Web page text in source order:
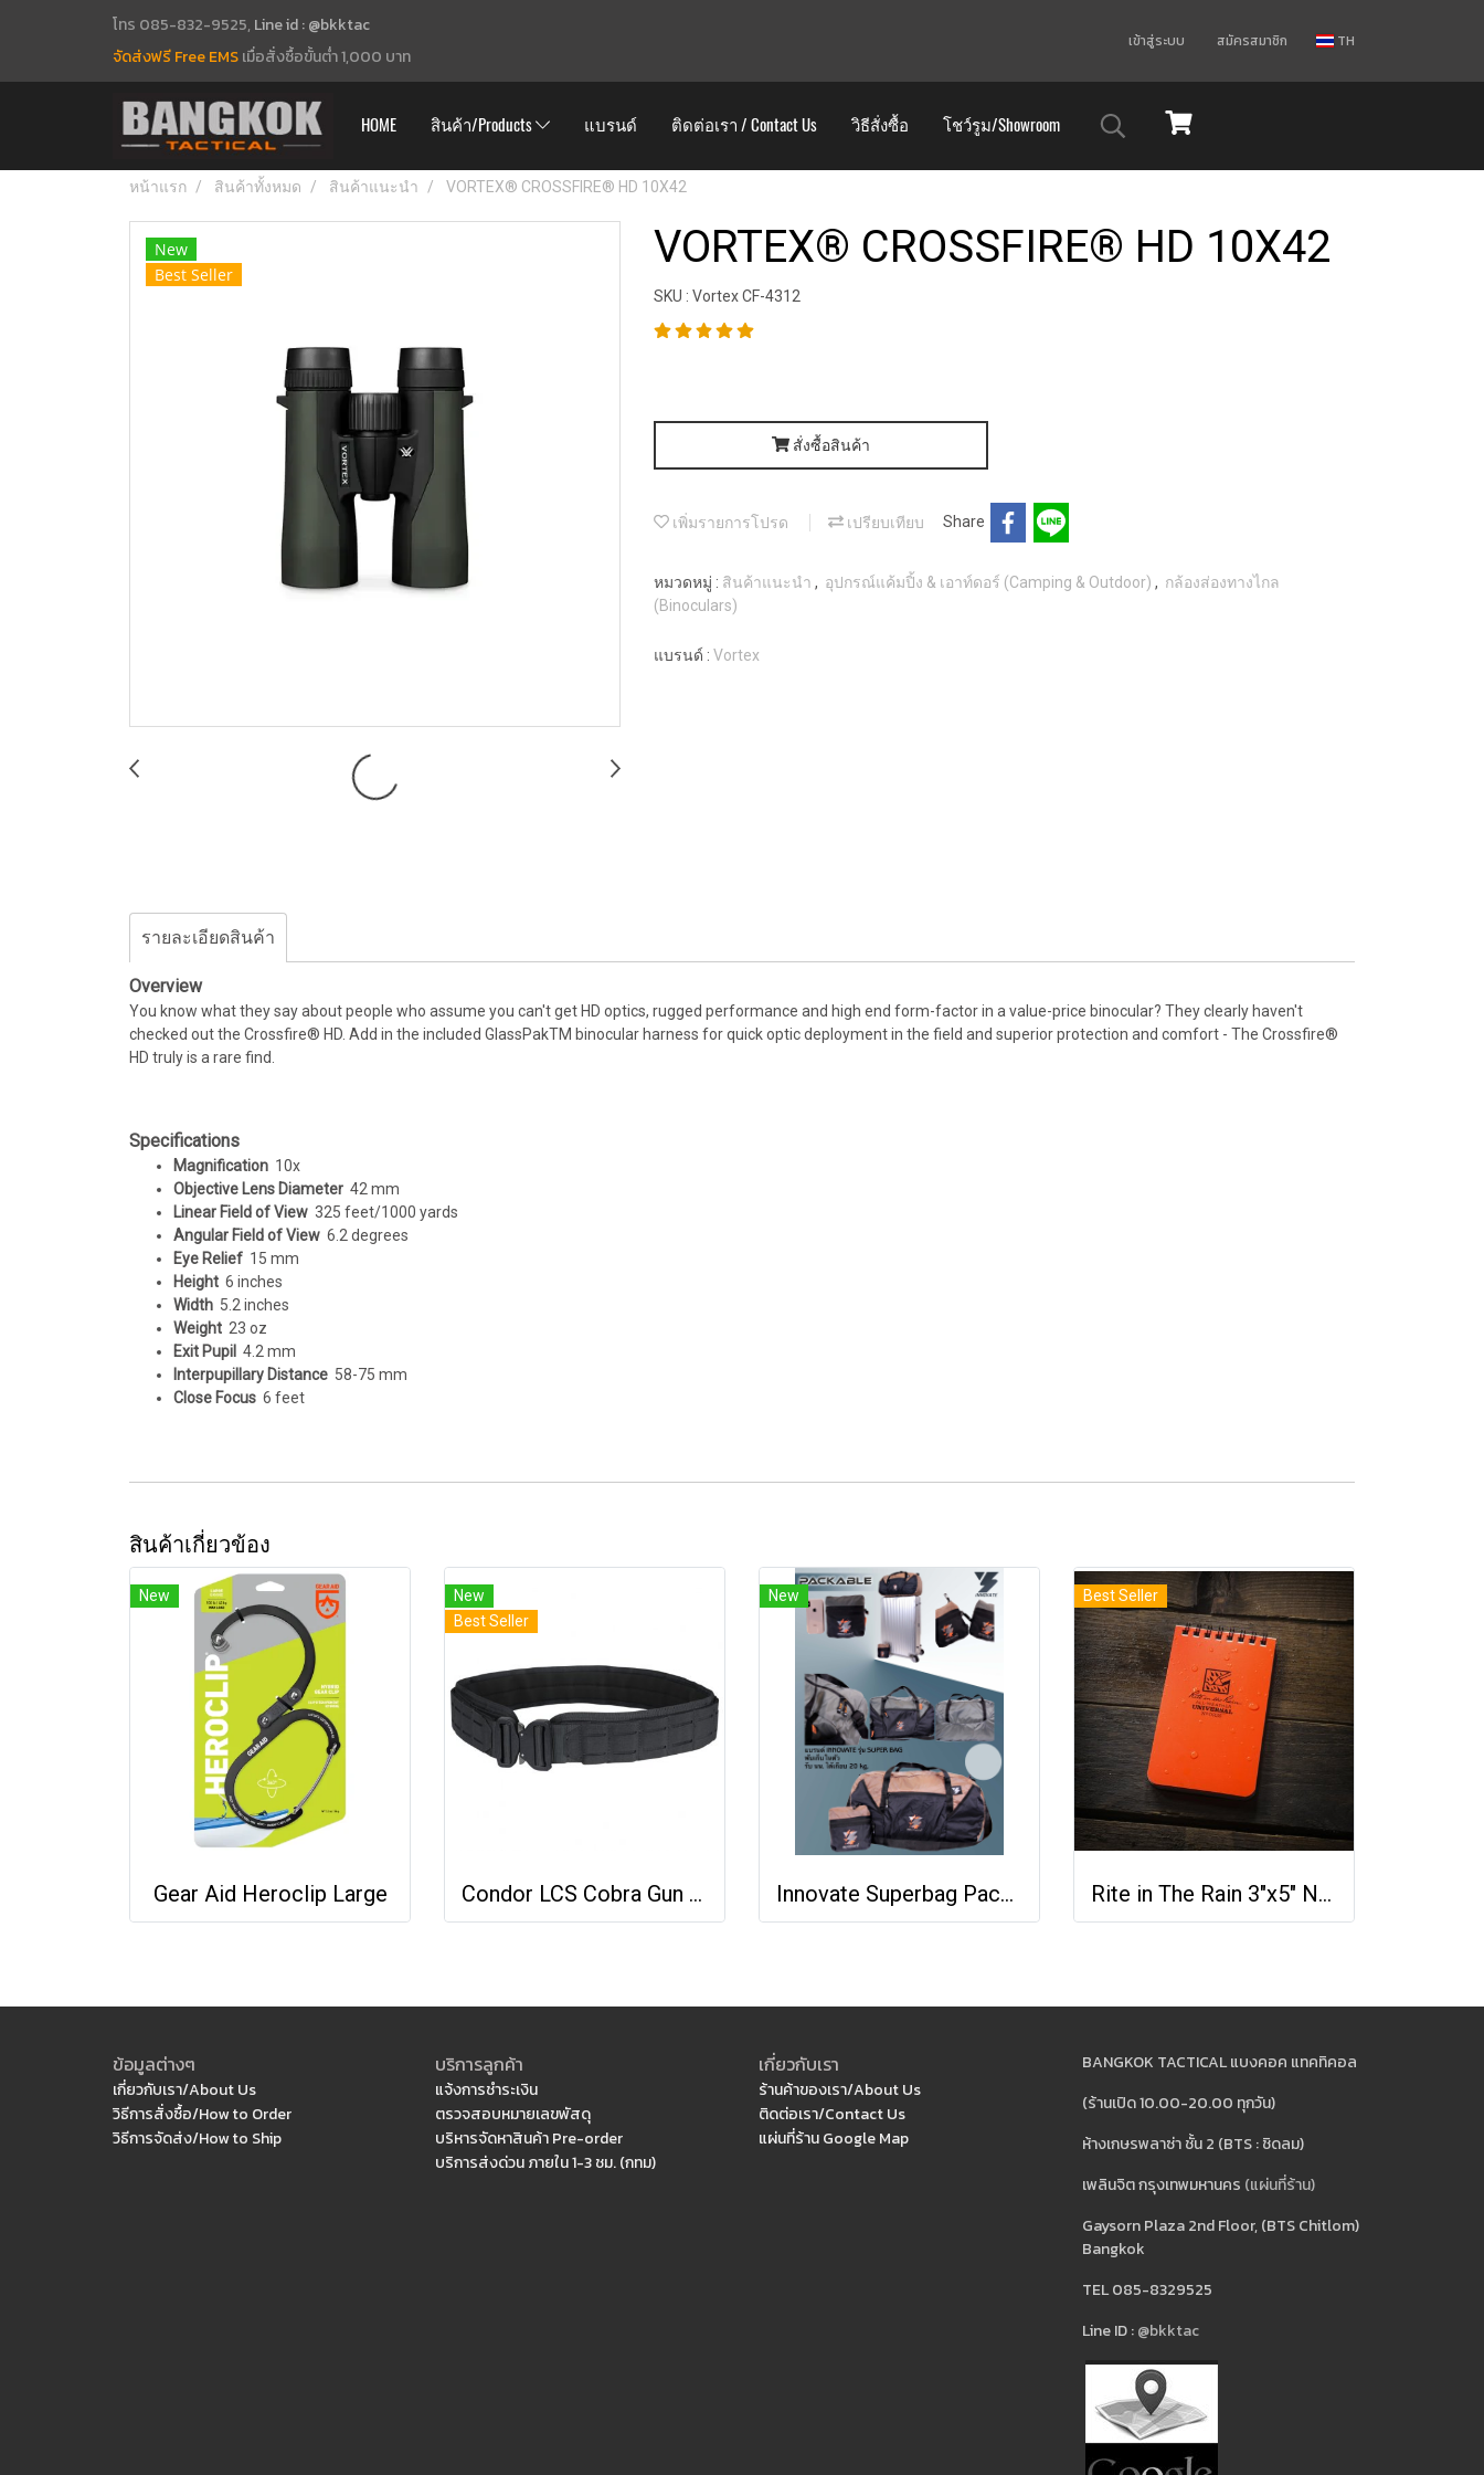
โทร 085-832-9525, Line id : @bkktac
จัดส่งฟรี Free EMSเมื่อสั่งซื้อขั้นต่ำ 1,000 บาท
เข้าสู่ระบบ สมัครสมาชิก TH
HOME สินค้า/Products แบรนด์ ติดต่อเรา / Contact Us วิธีสั่งซื้อ โชว์รูม/Showroom
หน้าแรก สินค้าทั้งหมด สินค้าแนะนำ VORTEX® CROSSFIRE® HD 10X42
New
Best Seller
VORTEX® CROSSFIRE® HD 10X42
SKU : Vortex CF-4312
สั่งซื้อสินค้า
เพิ่มรายการโปรด เปรียบเทียบ Share
หมวดหมู่ : สินค้าแนะนำ , อุปกรณ์แค้มปิ้ง & เอาท์ดอร์ (Camping & Outdoor) , กล้องส่องทางไกล
(Binoculars)
แบรนด์ : Vortex
รายละเอียดสินค้า
Overview
You know what they say about people who assume you can't get HD optics, rugged performance and high end form-factor in a value-price binocular? They clearly haven't
checked out the Crossfire® HD. Add in the included GlassPakTM binocular harness for quick optic deployment in the field and superior protection and comfort - The Crossfire®
HD truly is a rare find.
Specifications
Magnification 10x
Objective Lens Diameter 42 mm
Linear Field of View 325 feet/1000 yards
Angular Field of View 6.2 degrees
Eye Relief 15 mm
Height 6 inches
Width 5.2 inches
Weight 23 oz
Exit Pupil 4.2 mm
Interpupillary Distance 58-75 mm
Close Focus 6 feet
สินค้าเกี่ยวข้อง
New
Gear Aid Heroclip Large
New
Best Seller
Condor LCS Cobra Gun Belt
New
Innovate Superbag Packable
Best Seller
Rite in The Rain 3"x5" Notebook
ข้อมูลต่างๆ
เกี่ยวกับเรา/About Us
วิธีการสั่งซื้อ/How to Order
วิธีการจัดส่ง/How to Ship
บริการลูกค้า
แจ้งการชำระเงิน
ตรวจสอบหมายเลขพัสดุ
บริหารจัดหาสินค้า Pre-order
บริการส่งด่วน ภายใน 1-3 ชม. (กทม)
เกี่ยวกับเรา
ร้านค้าของเรา/About Us
ติดต่อเรา/Contact Us
แผ่นที่ร้าน Google Map
BANGKOK TACTICAL แบงคอค แทคทิคอล
(ร้านเปิด 10.00-20.00 ทุกวัน)
ห้างเกษรพลาซ่า ชั้น 2 (BTS : ชิดลม)
เพลินจิต กรุงเทพมหานคร (แผ่นที่ร้าน)
Gaysorn Plaza 2nd Floor, (BTS Chitlom)
Bangkok
TEL 085-8329525
Line ID :@bkktac